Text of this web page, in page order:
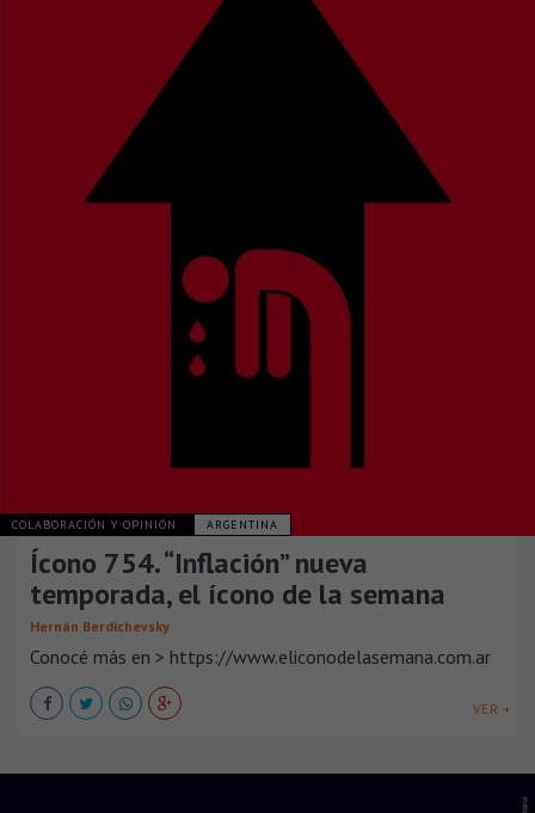
COLABORACIÓN Y OPINIÓN ARGENTINA
Ícono 754. “Inflación” nueva
temporada, el ícono de la semana
Hernán Berdichevsky
Conocé más en > https://www.eliconodelasemana.com.ar
VER +